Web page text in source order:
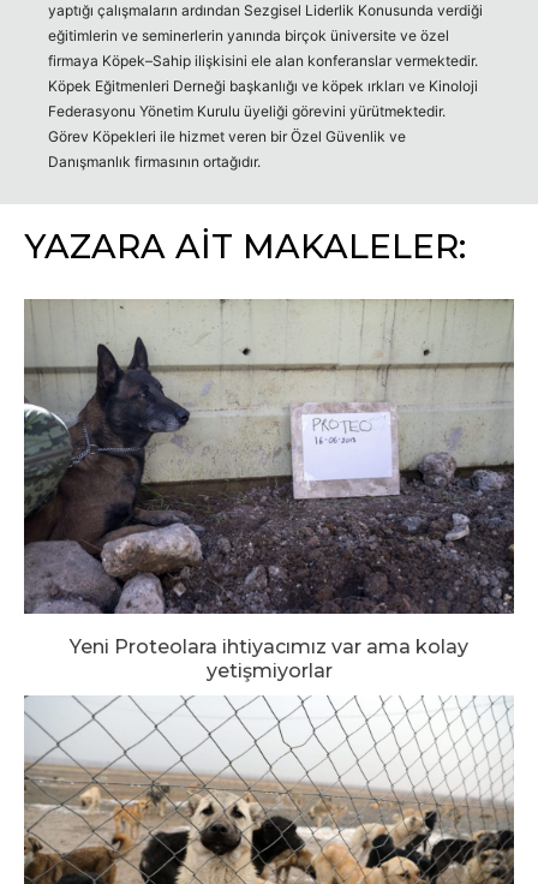
yaptığı çalışmaların ardından Sezgisel Liderlik Konusunda verdiği
eğitimlerin ve seminerlerin yanında birçok üniversite ve özel
firmaya Köpek–Sahip ilişkisini ele alan konferanslar vermektedir.
Köpek Eğitmenleri Derneği başkanlığı ve köpek ırkları ve Kinoloji
Federasyonu Yönetim Kurulu üyeliği görevini yürütmektedir.
Görev Köpekleri ile hizmet veren bir Özel Güvenlik ve
Danışmanlık firmasının ortağıdır.
YAZARA AİT MAKALELER:
Yeni Proteolara ihtiyacımız var ama kolay
yetişmiyorlar